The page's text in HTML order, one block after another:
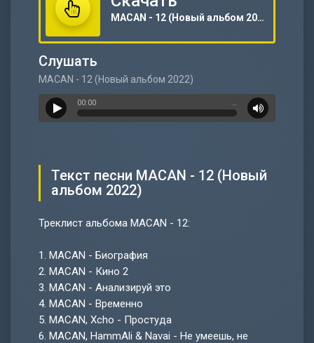
MACAN - 12 (Новый альбом 2022)
Слушать
MACAN - 12 (Новый альбом 2022)
00:00 …
Текст песни MACAN - 12 (Новый
альбом 2022)
Треклист альбома MACAN - 12:
1. MACAN - Биография
2. MACAN - Кино 2
3. MACAN - Анализируй это
4. MACAN - Временно
5. MACAN, Xcho - Простуда
6. MACAN, HammAli & Navai - Не умеешь, не